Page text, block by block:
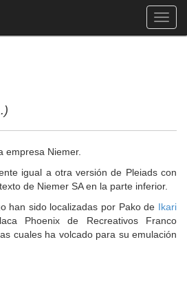
empresa Niemer.
igual a otra versión de Pleiads con
de Niemer SA en la parte inferior.
han sido localizadas por Pako de Ikari
Phoenix de Recreativos Franco
cuales ha volcado para su emulación